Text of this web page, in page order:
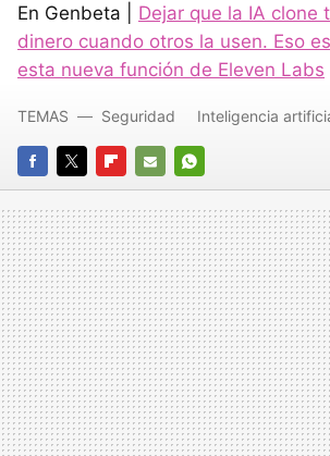
En Genbeta | Dejar que la IA clone
dinero cuando otros la usen. Eso
esta nueva función de Eleven Labs
FACEBOOK
TWITTERFLIPBOARD
E-
MAIL
WHATSAPP
TEMAS Seguridad Inteligencia